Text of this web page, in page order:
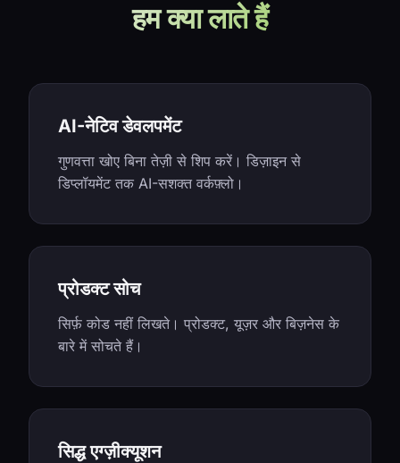
हम क्या लाते हैं
AI-नेटिव डेवलपमेंट
गुणवत्ता खोए बिना तेज़ी से शिप करें। डिज़ाइन से
डिप्लॉयमेंट तक AI-सशक्त वर्कफ़्लो।
प्रोडक्ट सोच
सिर्फ़ कोड नहीं लिखते। प्रोडक्ट, यूज़र और बिज़नेस के
बारे में सोचते हैं।
सिद्ध एग्ज़ीक्यूशन